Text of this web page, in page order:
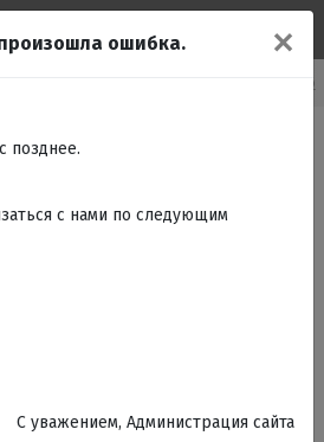
Авторские статуэтки Guillermo Forchino
✕
ошибка.
позднее.
с нами по следующим
C уважением, Администрация сайта